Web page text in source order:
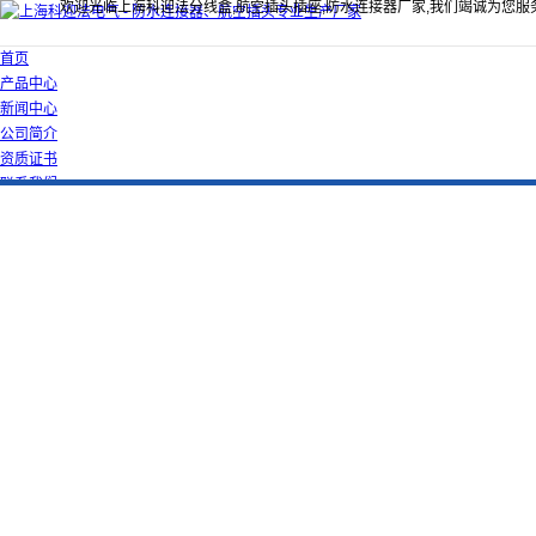
欢迎光临上海科迎法分线盒,航空插头插座,防水连接器厂家,我们竭诚为您服
首页
产品中心
新闻中心
公司简介
资质证书
联系我们